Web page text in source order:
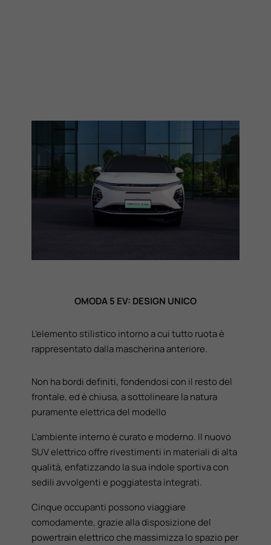
OMODA 5 EV: DESIGN UNICO
L’elemento stilistico intorno a cui tutto ruota è
rappresentato dalla mascherina anteriore.
Non ha bordi definiti, fondendosi con il resto del
frontale, ed è chiusa, a sottolineare la natura
puramente elettrica del modello
L’ambiente interno è curato e moderno. Il nuovo
SUV elettrico offre rivestimenti in materiali di alta
qualità, enfatizzando la sua indole sportiva con
sedili avvolgenti e poggiatesta integrati.
Cinque occupanti possono viaggiare
comodamente, grazie alla disposizione del
powertrain elettrico che massimizza lo spazio per